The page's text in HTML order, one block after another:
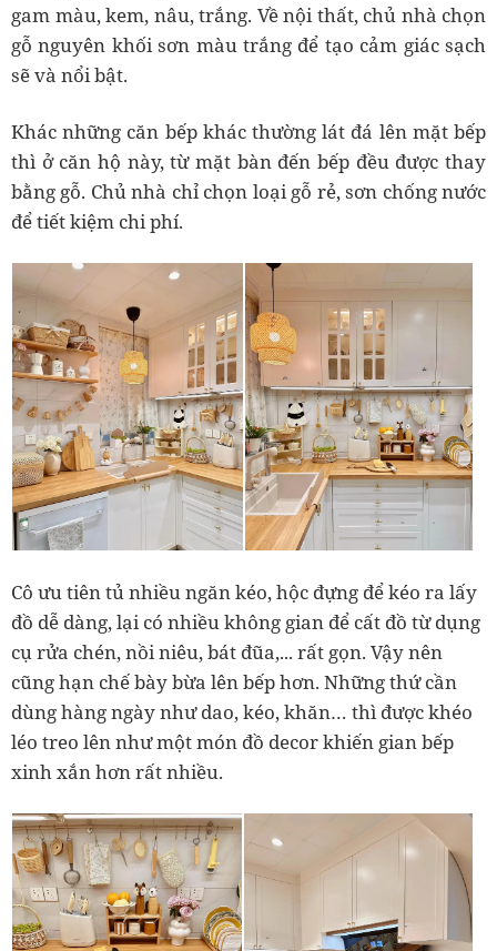
gam màu, kem, nâu, trắng. Về nội thất, chủ nhà chọn
gỗ nguyên khối sơn màu trắng để tạo cảm giác sạch
sẽ và nổi bật.
Khác những căn bếp khác thường lát đá lên mặt bếp
thì ở căn hộ này, từ mặt bàn đến bếp đều được thay
bằng gỗ. Chủ nhà chỉ chọn loại gỗ rẻ, sơn chống nước
để tiết kiệm chi phí.
Cô ưu tiên tủ nhiều ngăn kéo, hộc đựng để kéo ra lấy
đồ dễ dàng, lại có nhiều không gian để cất đồ từ dụng
cụ rửa chén, nồi niêu, bát đũa,... rất gọn. Vậy nên
cũng hạn chế bày bừa lên bếp hơn. Những thứ cần
dùng hàng ngày như dao, kéo, khăn… thì được khéo
léo treo lên như một món đồ decor khiến gian bếp
xinh xắn hơn rất nhiều.